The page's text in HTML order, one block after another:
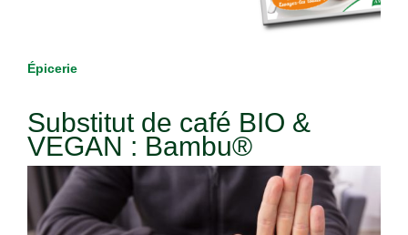
Épicerie
Substitut de café BIO &
VEGAN : Bambu®